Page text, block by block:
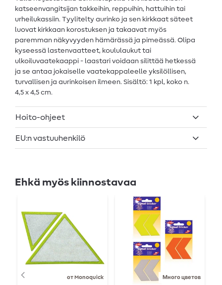
katseenvangitsijan takkeihin, reppuihin, hattuihin tai
urheilukassiin. Tyylitelty aurinko ja sen kirkkaat säteet
luovat kirkkaan korostuksen ja takaavat myös
paremman näkyvyyden hämärässä ja pimeässä. Olipa
kyseessä lastenvaatteet, koululaukut tai
ulkoiluvaatekaappi - laastari voidaan silittää hetkessä
ja se antaa jokaiselle vaatekappaleelle yksilöllisen,
turvallisen ja aurinkoisen ilmeen. Sisältö: 1 kpl, koko n.
4,5 x 4,5 cm.
Hoito-ohjeet
EU:n vastuuhenkilö
Ehkä myös kiinnostavaa
от Monoquick Много цветов